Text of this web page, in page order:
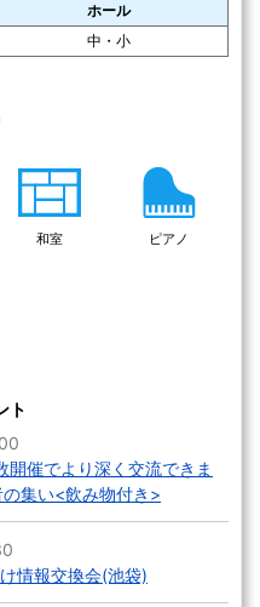
ホール
中・小
和室 ピアノ
ト
開催でより深く交流できま
集い<飲み物付き>
情報交換会(池袋)